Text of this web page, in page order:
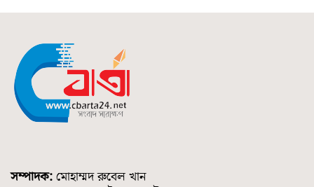
সম্পাদক: মোহাম্মদ রুবেল খান